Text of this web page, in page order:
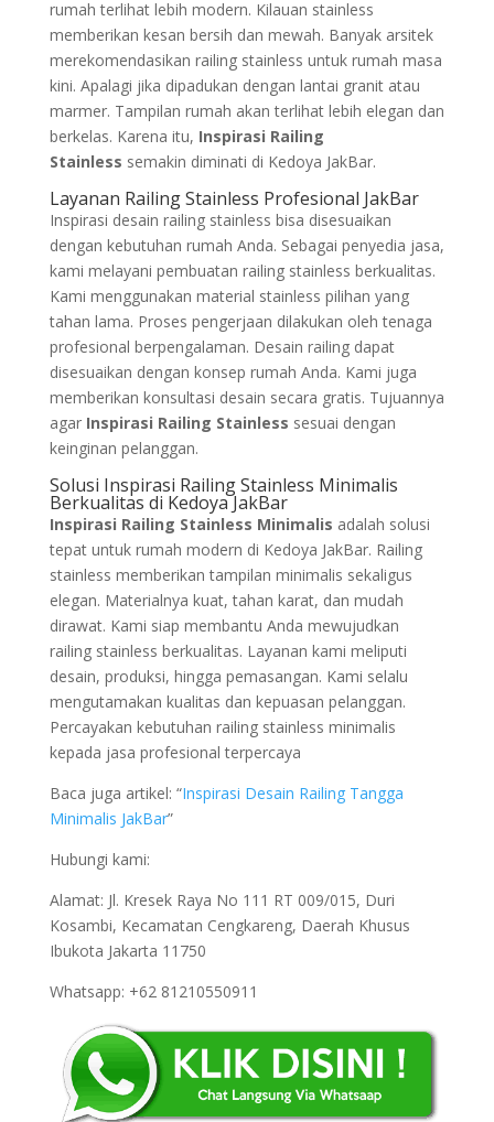
rumah terlihat lebih modern. Kilauan stainless
memberikan kesan bersih dan mewah. Banyak arsitek
merekomendasikan railing stainless untuk rumah masa
kini. Apalagi jika dipadukan dengan lantai granit atau
marmer. Tampilan rumah akan terlihat lebih elegan dan
berkelas. Karena itu, Inspirasi Railing
Stainless semakin diminati di Kedoya JakBar.
Layanan Railing Stainless Profesional JakBar
Inspirasi desain railing stainless bisa disesuaikan
dengan kebutuhan rumah Anda. Sebagai penyedia jasa,
kami melayani pembuatan railing stainless berkualitas.
Kami menggunakan material stainless pilihan yang
tahan lama. Proses pengerjaan dilakukan oleh tenaga
profesional berpengalaman. Desain railing dapat
disesuaikan dengan konsep rumah Anda. Kami juga
memberikan konsultasi desain secara gratis. Tujuannya
agar Inspirasi Railing Stainless sesuai dengan
keinginan pelanggan.
Solusi Inspirasi Railing Stainless Minimalis
Berkualitas di Kedoya JakBar
Inspirasi Railing Stainless Minimalis adalah solusi
tepat untuk rumah modern di Kedoya JakBar. Railing
stainless memberikan tampilan minimalis sekaligus
elegan. Materialnya kuat, tahan karat, dan mudah
dirawat. Kami siap membantu Anda mewujudkan
railing stainless berkualitas. Layanan kami meliputi
desain, produksi, hingga pemasangan. Kami selalu
mengutamakan kualitas dan kepuasan pelanggan.
Percayakan kebutuhan railing stainless minimalis
kepada jasa profesional terpercaya
Baca juga artikel: “Inspirasi Desain Railing Tangga
Minimalis JakBar”
Hubungi kami:
Alamat: Jl. Kresek Raya No 111 RT 009/015, Duri
Kosambi, Kecamatan Cengkareng, Daerah Khusus
Ibukota Jakarta 11750
Whatsapp: +62 81210550911